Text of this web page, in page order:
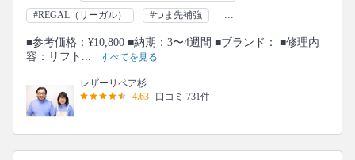
#REGAL（リーガル）
#つま先補強 ...
■参考価格：¥10,800 ■納期：3〜4週間 ■ブランド： ■修理内
容：リフト...
すべてを見る
レザーリペア杉
4.63
口コミ 731件